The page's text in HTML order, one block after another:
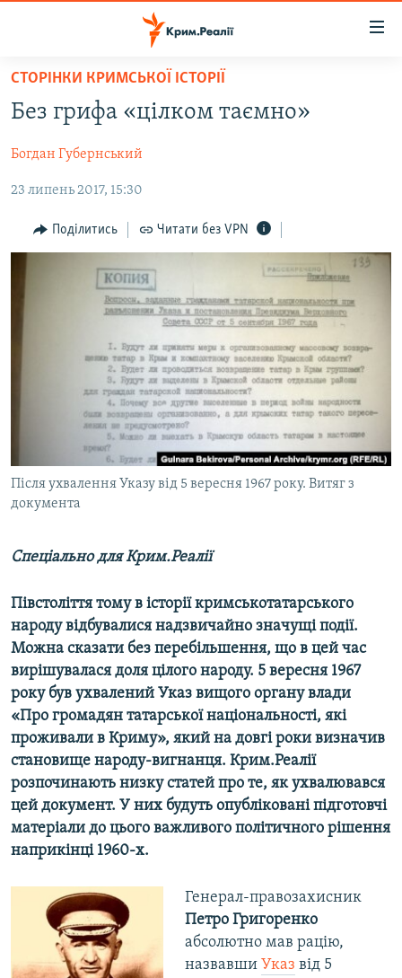
Перейти
основного
Перейти
до
навігації
Перейти
ВОДА.КРИМ
ВІДЕО ТА ФОТО
ПОЛІТИКА
БЛОГИ
ПОГЛЯД
СПЕЦПРОЕКТИ
ДЕПОРТАЦІЯ
ВІДЕОУРОКИ «ELIFBE»
СВІДЧЕННЯ ОКУПАЦІЇ
УКРАЇНСЬКА ПРОБЛЕМА КРИМУ
ЯК ОБІЙТИ БЛОКУВАННЯ
Qırımtatar
ДОЛУЧАЙСЯ!
Усі сайти RFE/RL
СТОРІНКИ КРИМСЬКОЇ ІСТОРІЇ
Без грифа «цілком таємно»
Богдан Губернський
23 липень 2017, 15:30
Поділитись Читати без VPN
Після ухвалення Указу від 5 вересня 1967 року. Витяг з
документа
Спеціально для Крим.Реалії
Півстоліття тому в історії кримськотатарського
народу відбувалися надзвичайно значущі події.
Можна сказати без перебільшення, що в цей час
вирішувалася доля цілого народу. 5 вересня 1967
року був ухвалений Указ вищого органу влади
«Про громадян татарської національності, які
проживали в Криму», який на довгі роки визначив
становище народу-вигнанця. Крим.Реалії
розпочинають низку статей про те, як ухвалювався
цей документ. У них будуть опубліковані підготовчі
матеріали до цього важливого політичного рішення
наприкінці 1960-х.
Генерал-правозахисник
Петро Григоренко
абсолютно мав рацію,
назвавши Указ від 5